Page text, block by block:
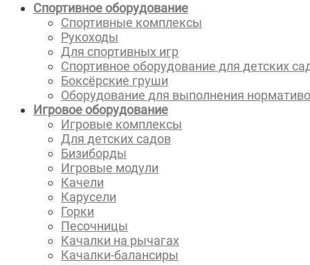
Спортивное оборудование
Спортивные комплексы
Рукоходы
Для спортивных игр
Спортивное оборудование для детских
Боксёрские груши
Оборудование для выполнения
Игровое оборудование
Игровые комплексы
Для детских садов
Бизиборды
Игровые модули
Качели
Карусели
Горки
Песочницы
Качалки на рычагах
Качалки-балансиры